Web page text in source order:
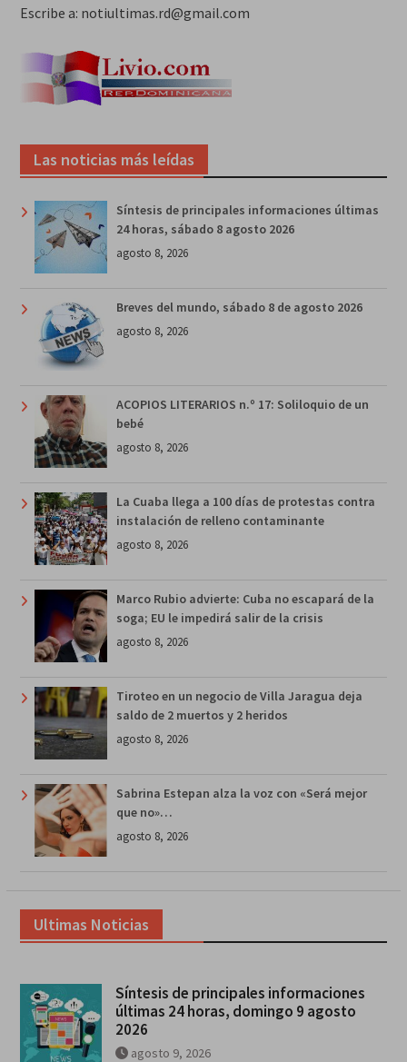
Escribe a: notiultimas.rd@gmail.com
Las noticias más leídas
Síntesis de principales informaciones últimas
24 horas, sábado 8 agosto 2026
agosto 8, 2026
Breves del mundo, sábado 8 de agosto 2026
agosto 8, 2026
ACOPIOS LITERARIOS n.º 17: Soliloquio de un
bebé
agosto 8, 2026
La Cuaba llega a 100 días de protestas contra
instalación de relleno contaminante
agosto 8, 2026
Marco Rubio advierte: Cuba no escapará de la
soga; EU le impedirá salir de la crisis
agosto 8, 2026
Tiroteo en un negocio de Villa Jaragua deja
saldo de 2 muertos y 2 heridos
agosto 8, 2026
Sabrina Estepan alza la voz con «Será mejor
que no»…
agosto 8, 2026
Ultimas Noticias
Síntesis de principales informaciones
últimas 24 horas, domingo 9 agosto
2026
agosto 9, 2026